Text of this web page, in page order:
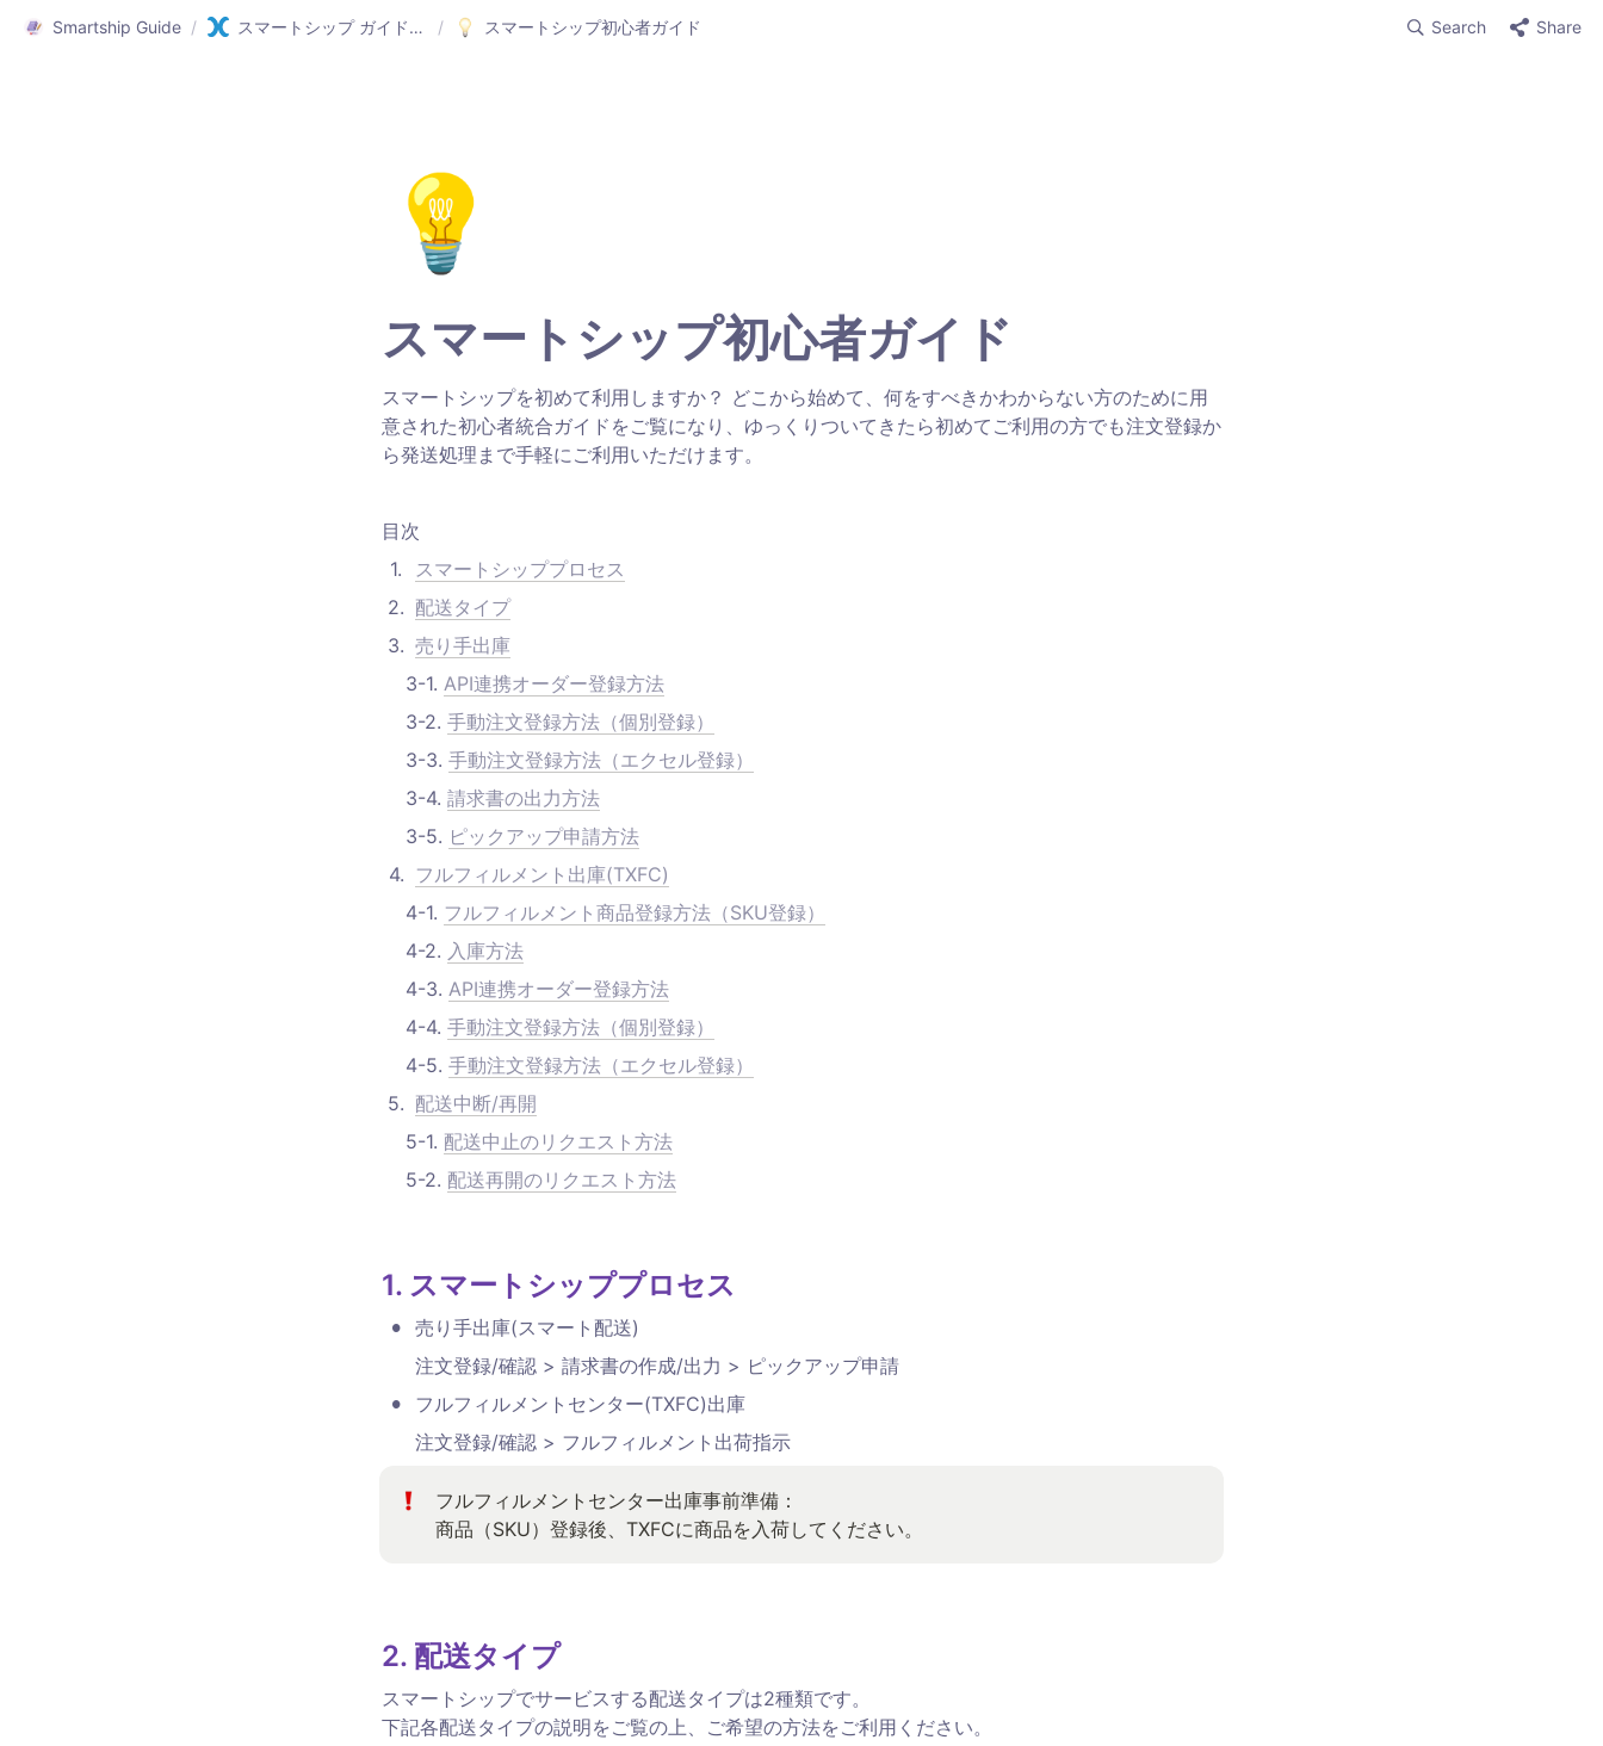
Smartship Guide / スマートシップ ガイド(日本語) / スマートシップ初心者ガイド Search Share
💡
スマートシップ初心者ガイド
スマートシップを初めて利用しますか？ どこから始めて、何をすべきかわからない方のために用
意された初心者統合ガイドをご覧になり、ゆっくりついてきたら初めてご利用の方でも注文登録か
ら発送処理まで手軽にご利用いただけます。
目次
1.
スマートシッププロセス
2. 配送タイプ
3. 売り手出庫
    3-1.
API連携オーダー登録方法
    3-2.
手動注文登録方法（個別登録）
    3-3.
手動注文登録方法（エクセル登録）
    3-4.
請求書の出力方法
    3-5.
ピックアップ申請方法
4. フルフィルメント出庫(TXFC)
    4-1.
フルフィルメント商品登録方法（SKU登録）
    4-2.
入庫方法
    4-3.
API連携オーダー登録方法
    4-4.
手動注文登録方法（個別登録）
    4-5.
手動注文登録方法（エクセル登録）
5. 配送中断/再開
    5-1.
配送中止のリクエスト方法
    5-2.
配送再開のリクエスト方法
1. スマートシッププロセス
• 売り手出庫(スマート配送)
注文登録/確認 > 請求書の作成/出力 > ピックアップ申請
•
フルフィルメントセンター(TXFC)出庫
注文登録/確認 > フルフィルメント出荷指示
フルフィルメントセンター出庫事前準備：
商品（SKU）登録後、TXFCに商品を入荷してください。
2. 配送タイプ
スマートシップでサービスする配送タイプは2種類です。
下記各配送タイプの説明をご覧の上、ご希望の方法をご利用ください。